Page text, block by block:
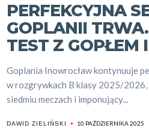
PERFEKCYJNA
GOPLANII
TEST Z GOPŁEM
Goplania Inowrocław kontynuuje
w rozgrywkach B klasy 2025/
siedmiu meczach i imponujący...
DAWID ZIELIŃSKI 10 PAŹDZIERNIKA 2025